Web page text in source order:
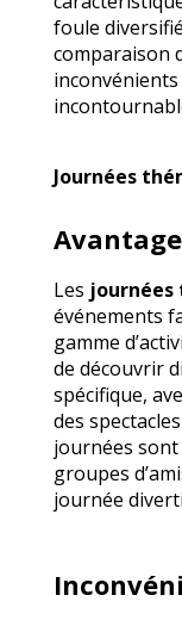
foule
comparaison
inconvénients
Journées
Les
événements
gamme
de découvrir
spécifique,
des
journées
groupes
journée